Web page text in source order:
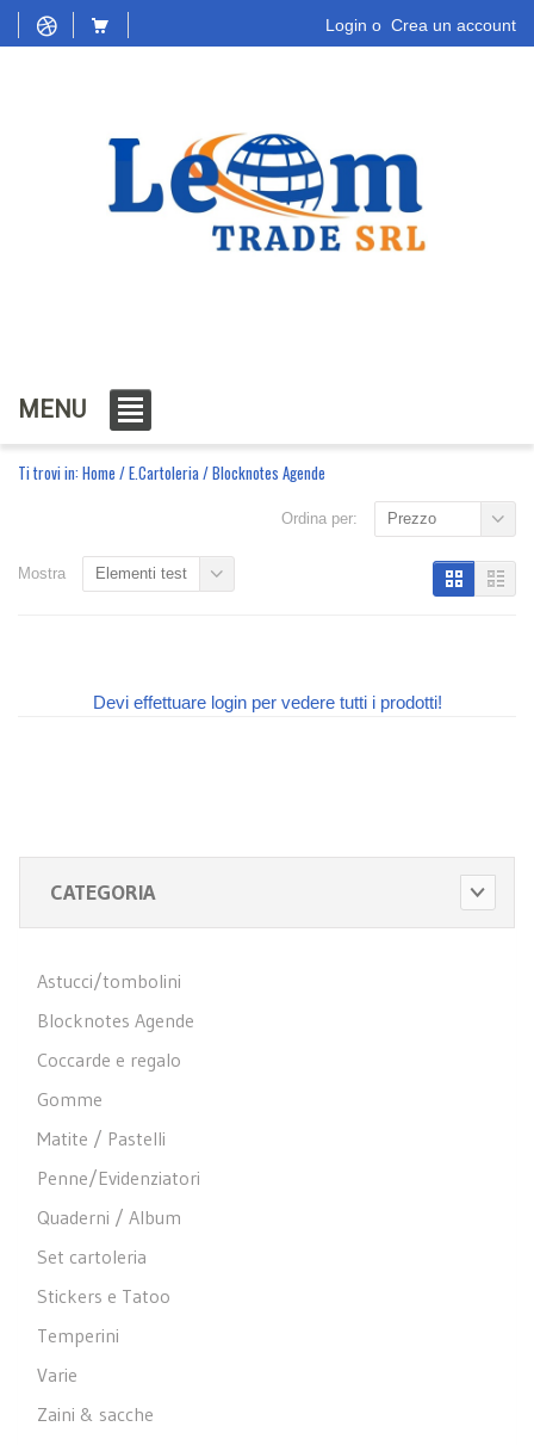
Login o Crea un account
MENU
Ti trovi in: Home /E.Cartoleria/Blocknotes Agende
Ordina per: Prezzo
Mostra Elementi test
Devi effettuare login per vedere tutti i prodotti!
CATEGORIA
Astucci/tombolini
Blocknotes Agende
Coccarde e regalo
Gomme
Matite / Pastelli
Penne/Evidenziatori
Quaderni / Album
Set cartoleria
Stickers e Tatoo
Temperini
Varie
Zaini & sacche